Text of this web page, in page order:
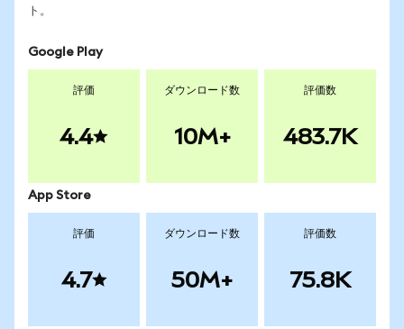
ト。
Google Play
評価
4.4
ダウンロード数
10M+
評価数
483.7K
App Store
評価
4.7
ダウンロード数
50M+
評価数
75.8K